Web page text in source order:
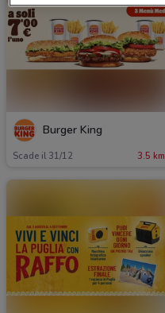
Burger King
Scade il 31/12 3.5 km